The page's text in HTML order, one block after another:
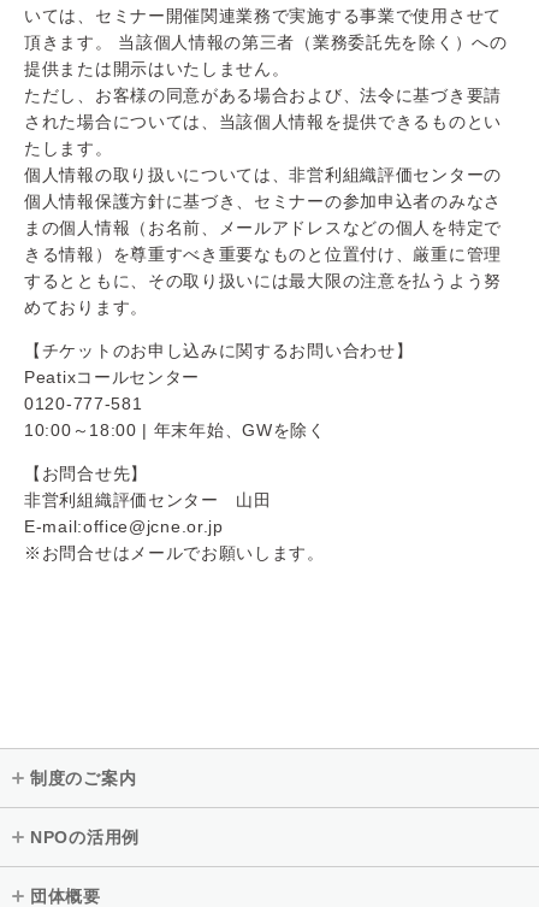
いては、セミナー開催関連業務で実施する事業で使用させて
頂きます。 当該個人情報の第三者（業務委託先を除く）への
提供または開示はいたしません。
ただし、お客様の同意がある場合および、法令に基づき要請
された場合については、当該個人情報を提供できるものとい
たします。
個人情報の取り扱いについては、非営利組織評価センターの
個人情報保護方針に基づき、セミナーの参加申込者のみなさ
まの個人情報（お名前、メールアドレスなどの個人を特定で
きる情報）を尊重すべき重要なものと位置付け、厳重に管理
するとともに、その取り扱いには最大限の注意を払うよう努
めております。
【チケットのお申し込みに関するお問い合わせ】
Peatixコールセンター
0120-777-581
10:00～18:00 | 年末年始、GWを除く
【お問合せ先】
非営利組織評価センター 山田
E-mail:office@jcne.or.jp
※お問合せはメールでお願いします。
制度のご案内
NPOの活用例
団体概要